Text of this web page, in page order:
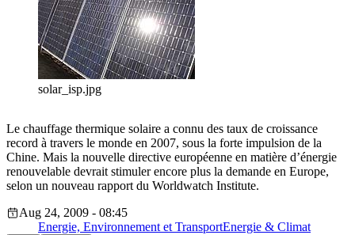
solar_isp.jpg
Le chauffage thermique solaire a connu des taux de croissance
record à travers le monde en 2007, sous la forte impulsion de la
Chine. Mais la nouvelle directive européenne en matière d’énergie
renouvelable devrait stimuler encore plus la demande en Europe,
selon un nouveau rapport du Worldwatch Institute.
Aug 24, 2009 - 08:45
Energie, Environnement et TransportEnergie & Climat